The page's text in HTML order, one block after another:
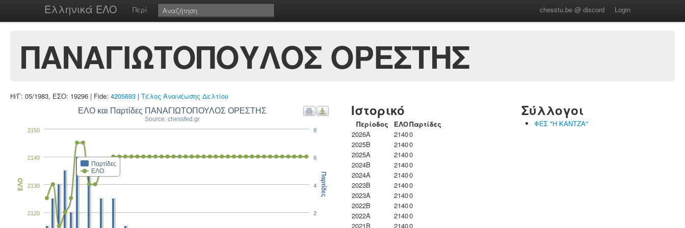
Ελληνικά ΕΛΟ Περί chesstu.be @ discord Login
ΠΑΝΑΓΙΩΤΟΠΟΥΛΟΣ ΟΡΕΣΤΗΣ
Η/Γ: 05/1983, ΕΣΟ: 19296 | Fide: 4205693 | Τέλος Ανανέωσης Δελτίου
ΕΛΟ και Παρτίδες ΠΑΝΑΓΙΩΤΟΠΟΥΛΟΣ ΟΡΕΣΤΗΣ
Source: chessfed.gr
Παρτίδες
ΕΛΟ
2120
2130
2140
2150
ΕΛΟ
2
4
6
8
Παρτίδες
Ιστορικό
Περίοδος ΕΛΟΠαρτίδες
2026A
21400
2025B
21400
2025A
21400
2024B
21400
2024A
21400
2023B
21400
2023Α
21400
2022B
21400
2022A
21400
2021B
21400
Σύλλογοι
ΦΕΣ "Η ΚΑΝΤΖΑ"